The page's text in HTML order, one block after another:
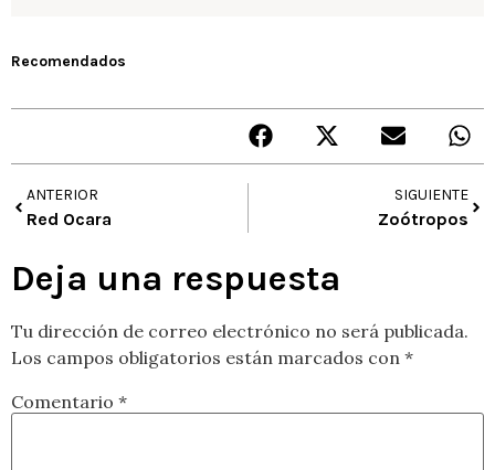
Recomendados
ANTERIOR
Red Ocara
SIGUIENTE
Zoótropos
Deja una respuesta
Tu dirección de correo electrónico no será publicada.
Los campos obligatorios están marcados con *
Comentario *